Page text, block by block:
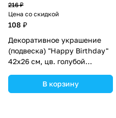
216 ₽
Цена со скидкой
108 ₽
Декоративное украшение
(подвеска) "Happy Birthday"
42х26 см, цв. голубой
В корзину